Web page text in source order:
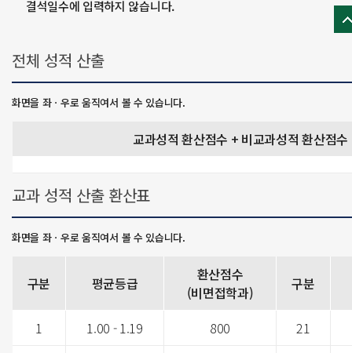
결석일수에 입력하지 않습니다.
전체 성적 산출
교과성적 환산점수 + 비교과성적 환산점
교과 성적 산출 환산표
구분 평균등급
환산점수
(비면접학과)
구분
1 1.00 - 1.19 800 21